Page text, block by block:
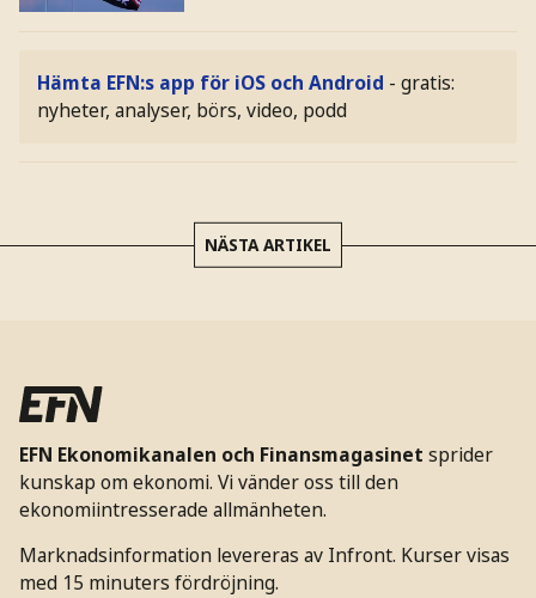
Hämta EFN:s app för iOS och Android - gratis:
nyheter, analyser, börs, video, podd
NÄSTA ARTIKEL
EFN Ekonomikanalen och Finansmagasinet sprider
kunskap om ekonomi. Vi vänder oss till den
ekonomiintresserade allmänheten.
Marknadsinformation levereras av Infront. Kurser visas
med 15 minuters fördröjning.